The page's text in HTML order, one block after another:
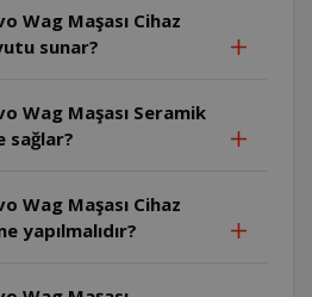
Wag Maşası Cihaz
sunar?
Wag Maşası Seramik
sağlar?
Wag Maşası Cihaz
yapılmalıdır?